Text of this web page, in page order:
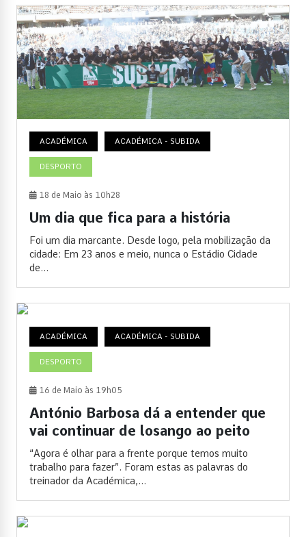
ACADÉMICA ACADÉMICA - SUBIDA
DESPORTO
18 de Maio às 10h28
Um dia que fica para a história
Foi um dia marcante. Desde logo, pela mobilização da
cidade: Em 23 anos e meio, nunca o Estádio Cidade
de...
ACADÉMICA ACADÉMICA - SUBIDA
DESPORTO
16 de Maio às 19h05
António Barbosa dá a entender que
vai continuar de losango ao peito
“Agora é olhar para a frente porque temos muito
trabalho para fazer”. Foram estas as palavras do
treinador da Académica,...